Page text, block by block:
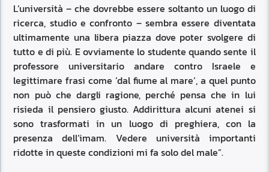
L’università – che dovrebbe essere soltanto un luogo di
ricerca, studio e confronto – sembra essere diventata
ultimamente una libera piazza dove poter svolgere di
tutto e di più. E ovviamente lo studente quando sente il
professore universitario andare contro Israele e
legittimare frasi come ‘dal fiume al mare’, a quel punto
non può che dargli ragione, perché pensa che in lui
risieda il pensiero giusto. Addirittura alcuni atenei si
sono trasformati in un luogo di preghiera, con la
presenza dell’imam. Vedere università importanti
ridotte in queste condizioni mi fa solo del male”.